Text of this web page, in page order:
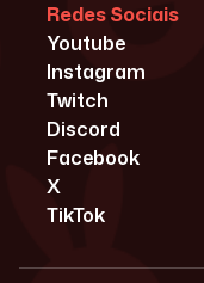
Redes Sociais
Youtube
Instagram
Twitch
Discord
Facebook
X
TikTok